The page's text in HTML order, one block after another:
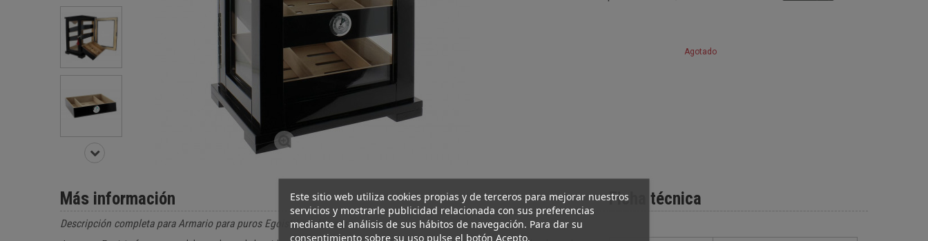
Este sitio web utiliza cookies propias y de terceros para mejorar nuestros
servicios y mostrarle publicidad relacionada con sus preferencias
mediante el análisis de sus hábitos de navegación. Para dar su
consentimiento sobre su uso pulse el botón Acepto.
Agotado
Ficha técnica
Más información
Descripción completa para Armario para puros Egoist Lacado negro